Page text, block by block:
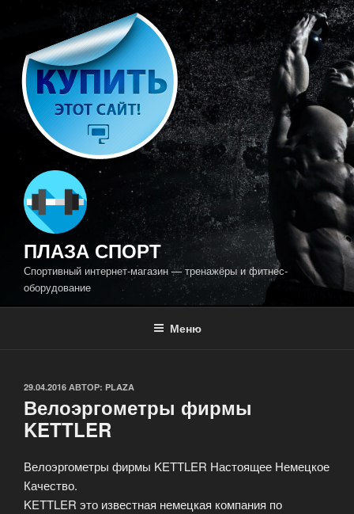
содержимому
ПЛАЗА СПОРТ
Спортивный интернет-магазин — тренажёры и фитнес-
оборудование
Меню
ОПУБЛИКОВАНО
29.04.2016 АВТОР: PLAZA
Велоэргометры фирмы
KETTLER
Велоэргометры фирмы KETTLER Настоящее Немецкое
Качество.
KETTLER это известная немецкая компания по